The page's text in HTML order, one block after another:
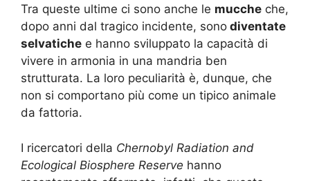
Tra queste ultime ci sono anche le mucche che,
dopo anni dal tragico incidente, sono diventate
selvatiche e hanno sviluppato la capacità di
vivere in armonia in una mandria ben
strutturata. La loro peculiarità è, dunque, che
non si comportano più come un tipico animale
da fattoria.
I ricercatori della Chernobyl Radiation and
Ecological Biosphere Reserve hanno